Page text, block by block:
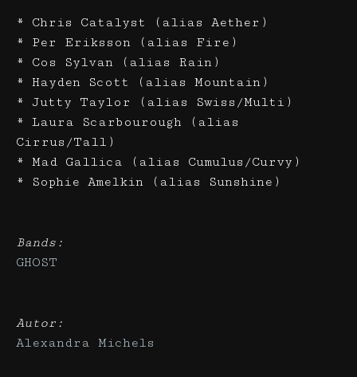
* Chris Catalyst (alias Aether)
* Per Eriksson (alias Fire)
* Cos Sylvan (alias Rain)
* Hayden Scott (alias Mountain)
* Jutty Taylor (alias Swiss/Multi)
* Laura Scarbourough (alias
Cirrus/Tall)
* Mad Gallica (alias Cumulus/Curvy)
* Sophie Amelkin (alias Sunshine)
Bands:
GHOST
Autor:
Alexandra Michels